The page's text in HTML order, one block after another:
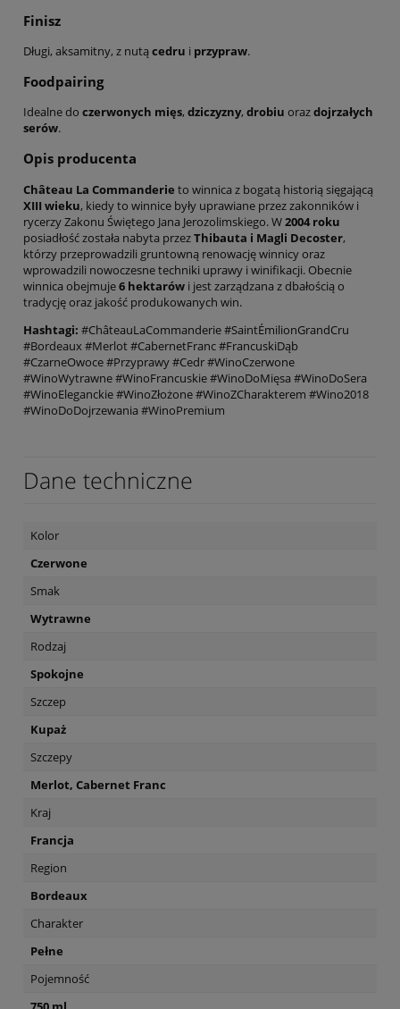
Finisz
Długi, aksamitny, z nutą cedru i przypraw.
Foodpairing
Idealne do czerwonych mięs, dziczyzny, drobiu orazdojrzałych
serów.
Opis producenta
Château La Commanderie to winnica z bogatą historią sięgającą
XIII wieku, kiedy to winnice były uprawiane przez zakonników i
rycerzy Zakonu Świętego Jana Jerozolimskiego. W2004 roku
posiadłość została nabyta przezThibauta i Magli Decoster,
którzy przeprowadzili gruntowną renowację winnicy oraz
wprowadzili nowoczesne techniki uprawy i winifikacji. Obecnie
winnica obejmuje6 hektarów i jest zarządzana z dbałością o
tradycję oraz jakość produkowanych win.
Hashtagi: #ChâteauLaCommanderie #SaintÉmilionGrandCru
#Bordeaux #Merlot #CabernetFranc #FrancuskiDąb
#CzarneOwoce #Przyprawy #Cedr #WinoCzerwone
#WinoWytrawne #WinoFrancuskie #WinoDoMięsa #WinoDoSera
#WinoEleganckie #WinoZłożone #WinoZCharakterem #Wino2018
#WinoDoDojrzewania #WinoPremium
Dane techniczne
Kolor
Czerwone
Smak
Wytrawne
Rodzaj
Spokojne
Szczep
Kupaż
Szczepy
Merlot, Cabernet Franc
Kraj
Francja
Region
Bordeaux
Charakter
Pełne
Pojemność